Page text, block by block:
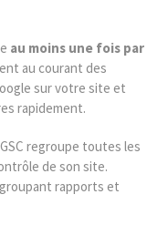
au moins une fois par
au courant des
sur votre site et
rapidement.
regroupe toutes les
de son site.
rapports et